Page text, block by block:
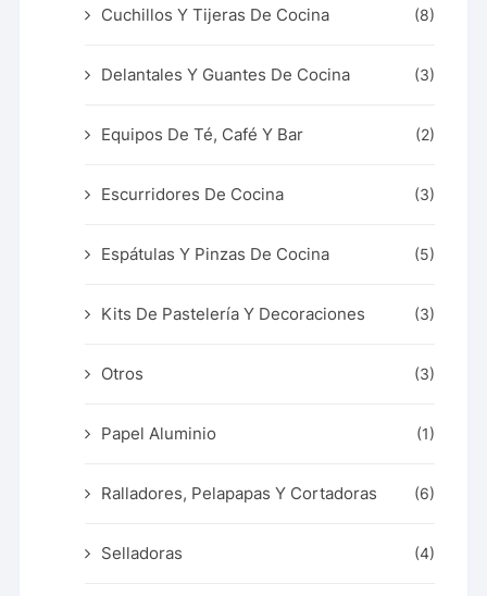
Cuchillos Y Tijeras De Cocina (8)
Delantales Y Guantes De Cocina (3)
Equipos De Té, Café Y Bar (2)
Escurridores De Cocina (3)
Espátulas Y Pinzas De Cocina (5)
Kits De Pastelería Y Decoraciones (3)
Otros (3)
Papel Aluminio (1)
Ralladores, Pelapapas Y Cortadoras (6)
Selladoras (4)